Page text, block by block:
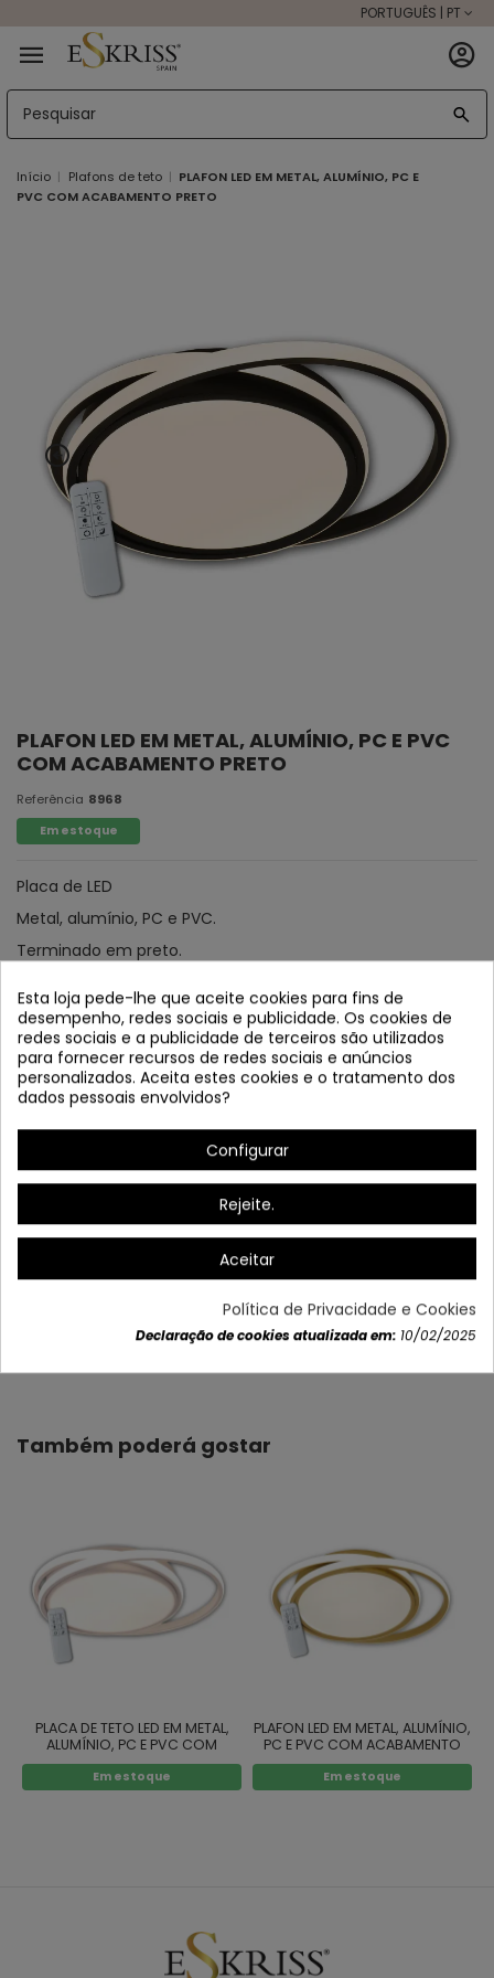
PORTUGUÊS | PT
Início Plafons de teto
PLAFON LED EM METAL, ALUMÍNIO, PC E
PVC COM ACABAMENTO PRETO
PLAFON LED EM METAL, ALUMÍNIO, PC E PVC
COM ACABAMENTO PRETO
Referência 8968
Em estoque
Placa de LED
Metal, alumínio, PC e PVC.
Terminado em preto.
*Regulável em intensidade e cor
Dados do produto
Também poderá gostar
PLACA DE TETO LED EM METAL,
ALUMÍNIO, PC E PVC COM
ACABAMENTO BRANCO
Em estoque
PLAFON LED EM METAL, ALUMÍNIO,
PC E PVC COM ACABAMENTO
DOURADO
Em estoque
Esta loja pede-lhe que aceite cookies para fins de
desempenho, redes sociais e publicidade. Os cookies de
redes sociais e a publicidade de terceiros são utilizados
para fornecer recursos de redes sociais e anúncios
personalizados. Aceita estes cookies e o tratamento dos
dados pessoais envolvidos?
Configurar
Rejeite.
Aceitar
Política de Privacidade e Cookies
Declaração de cookies atualizada em: 10/02/2025